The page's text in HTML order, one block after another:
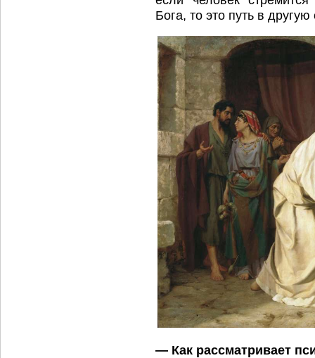
Бога, то это путь в другую
— Как рассматривает